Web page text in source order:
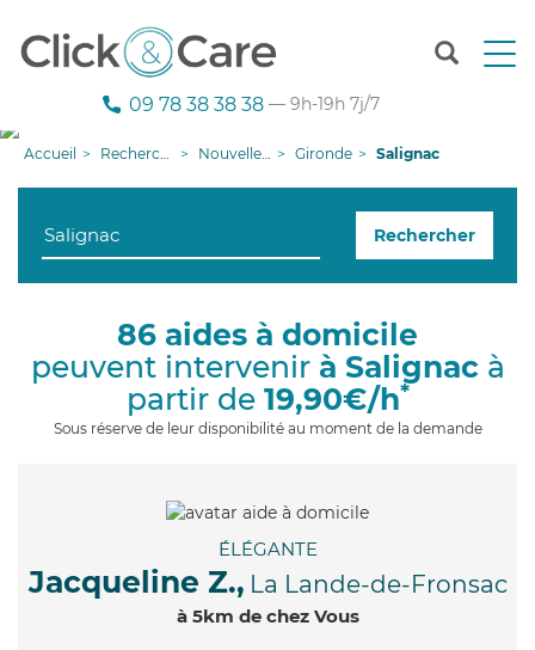
T
n
g
i
09 78 38 38 38 — 9h-19h 7j/7
Accueil Recherche aide à domicile Nouvelle-Aquitaine Gironde Salignac
Rechercher
86 aides à domicile
peuvent intervenir à Salignacà
partir de 19,90€/h*
Sous réserve de leur disponibilité au moment de la demande
ÉLÉGANTE
Jacqueline Z., La Lande-de-Fronsac
à 5km de chez Vous